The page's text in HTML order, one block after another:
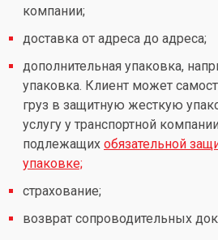
компании;
доставка от адреса до адреса;
дополнительная упаковка,
упаковка. Клиент может
груз в защитную жесткую
услугу у транспортной
подлежащих обязательной
упаковке;
страхование;
возврат сопроводительных